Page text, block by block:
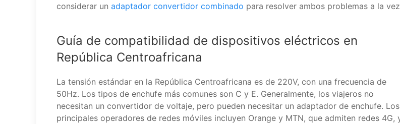
considerar un adaptador convertidor combinado para resolver ambos problemas a la
Guía de compatibilidad de dispositivos eléctricos en
República Centroafricana
La tensión estándar en la República Centroafricana es de 220V, con una frecuencia de
50Hz. Los tipos de enchufe más comunes son C y E. Generalmente, los viajeros no
necesitan un convertidor de voltaje, pero pueden necesitar un adaptador de enchufe. Los
principales operadores de redes móviles incluyen Orange y MTN, que admiten redes 4G,